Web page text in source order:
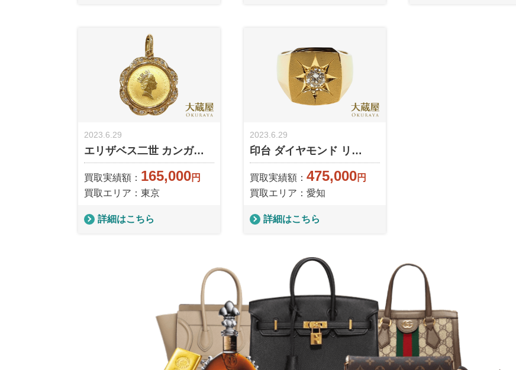
2023.6.29
エリザベス二世 カンガ…
買取実績額： 165,000円
買取エリア：東京
詳細はこちら
2023.6.29
印台 ダイヤモンド リ…
買取実績額： 475,000円
買取エリア：愛知
詳細はこちら